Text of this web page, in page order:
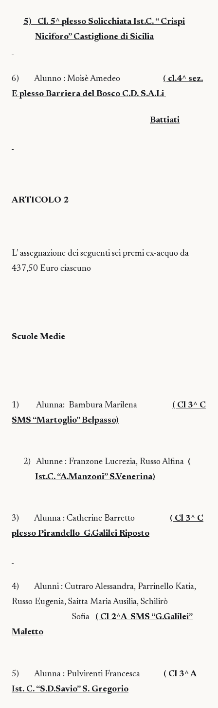
5)
Cl. 5^ plesso Solicchiata Ist.C. “ Crispi
Niciforo” Castiglione di Sicilia
6) Alunno : Moisè Amedeo
( cl.4^ sez.
E plesso Barriera del Bosco C.D. S.A.Li
Battiati
ARTICOLO 2
L’ assegnazione dei seguenti sei premi ex-aequo da
437,50 Euro ciascuno
Scuole Medie
1) Alunna: Bambura Marilena
( Cl 3^ C
SMS “Martoglio” Belpasso)
2) Alunne : Franzone Lucrezia, Russo Alfina (
Ist.C. “A.Manzoni” S.Venerina)
3) Alunna : Catherine Barretto
( Cl 3^ C
plesso Pirandello G.Galilei Riposto
4)
Alunni : Cutraro Alessandra, Parrinello Katia,
Russo Eugenia, Saitta Maria Ausilia, Schilirò
Sofia
( Cl 2^A SMS “G.Galilei”
Maletto
5) Alunna : Pulvirenti Francesca
( Cl 3^ A
Ist. C. “S.D.Savio” S. Gregorio